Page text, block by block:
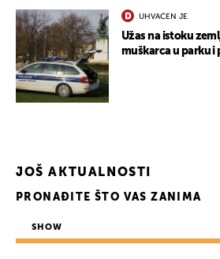
UHVAĆEN JE
Užas na istoku
muškarca u parku i
JOŠ AKTUALNOSTI
PRONAĐITE ŠTO VAS ZANIMA
SHOW